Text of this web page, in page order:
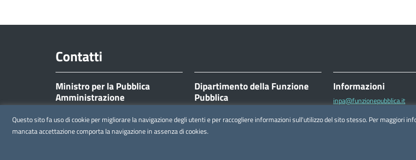
Questo sito fa uso di cookie per migliorare la navigazione degli utenti e per raccogliere informazioni sull'utilizzo del sito stesso. Per maggiori
mancata accettazione comporta la navigazione in assenza di cookies.
Contatti
Ministro per la Pubblica
Amministrazione
00186 Roma
Dipartimento della Funzione
Pubblica
00186 Roma
Informazioni
inpa@funzionepubblica.it
FAQ